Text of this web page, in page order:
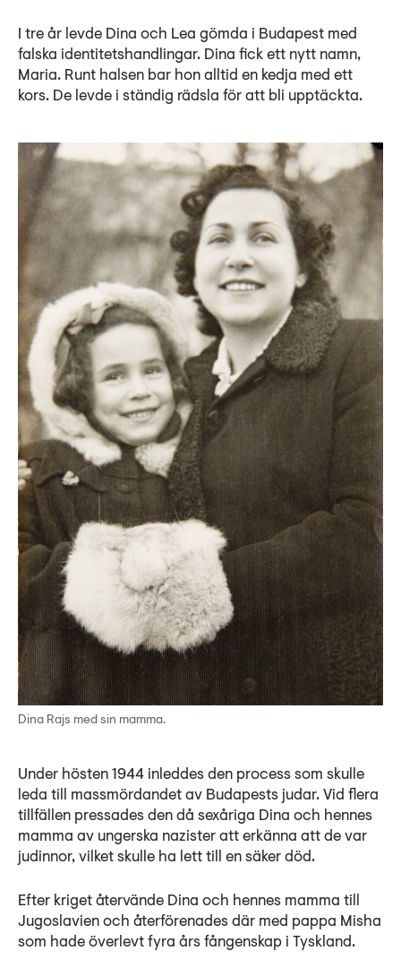
I tre år levde Dina och Lea gömda i Budapest med
falska identitetshandlingar. Dina fick ett nytt namn,
Maria. Runt halsen bar hon alltid en kedja med ett
kors. De levde i ständig rädsla för att bli upptäckta.
Dina Rajs med sin mamma.
Under hösten 1944 inleddes den process som skulle
leda till massmördandet av Budapests judar. Vid flera
tillfällen pressades den då sexåriga Dina och hennes
mamma av ungerska nazister att erkänna att de var
judinnor, vilket skulle ha lett till en säker död.
Efter kriget återvände Dina och hennes mamma till
Jugoslavien och återförenades där med pappa Misha
som hade överlevt fyra års fångenskap i Tyskland.